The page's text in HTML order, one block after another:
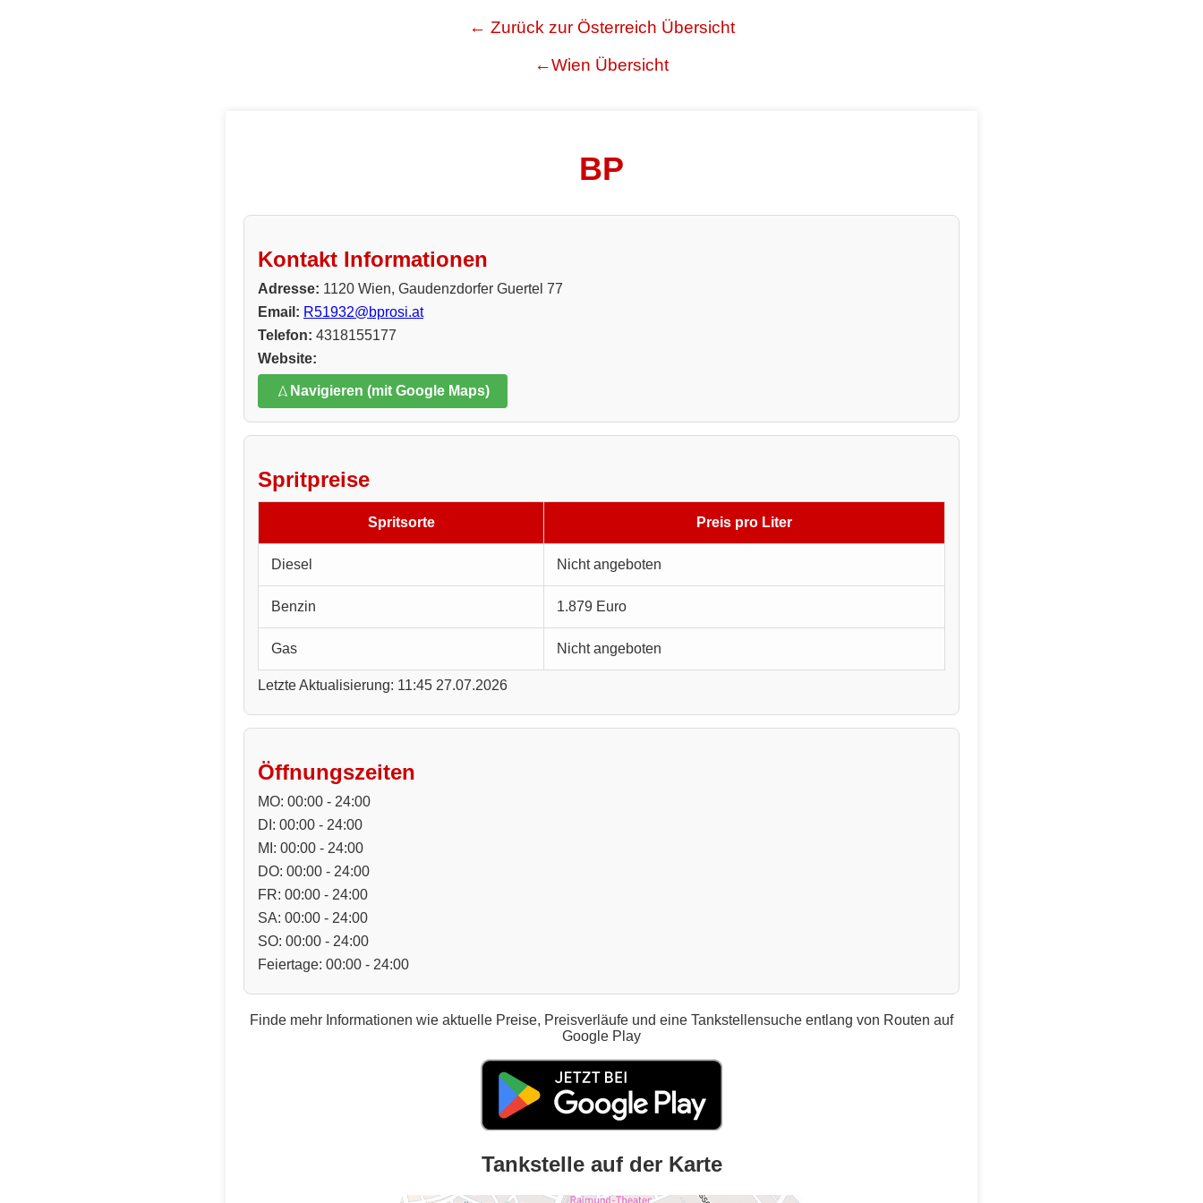
← Zurück zur Österreich Übersicht
←Wien Übersicht
BP
Kontakt Informationen
Adresse: 1120 Wien, Gaudenzdorfer Guertel 77
Email: R51932@bprosi.at
Telefon: 4318155177
Website:
Navigieren (mit Google Maps)
Spritpreise
Spritsorte Preis pro Liter
Diesel Nicht angeboten
Benzin 1.879 Euro
Gas Nicht angeboten
Letzte Aktualisierung: 11:45 27.07.2026
Öffnungszeiten
MO: 00:00 - 24:00
DI: 00:00 - 24:00
MI: 00:00 - 24:00
DO: 00:00 - 24:00
FR: 00:00 - 24:00
SA: 00:00 - 24:00
SO: 00:00 - 24:00
Feiertage: 00:00 - 24:00
Finde mehr Informationen wie aktuelle Preise, Preisverläufe und eine Tankstellensuche entlang von Routen auf
Google Play
Tankstelle auf der Karte